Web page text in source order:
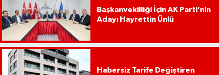
Başkanvekilliği İçin AK Parti’nin
Adayı Hayrettin Ünlü
Habersiz Tarife Değiştiren